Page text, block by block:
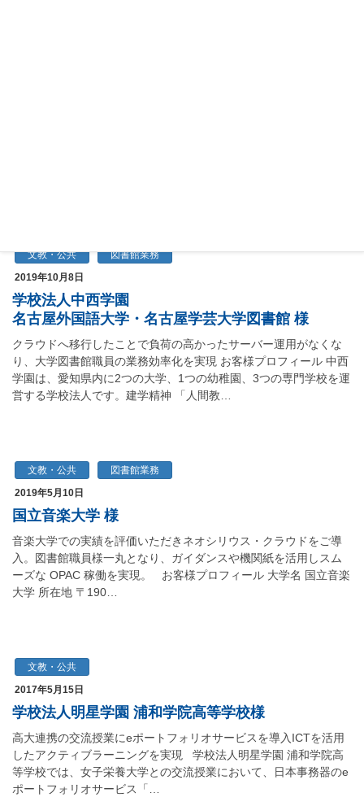
2019年10月8日
文教・公共 図書館業務
学校法人中西学園
名古屋外国語大学・名古屋学芸大学図書館 様
クラウドへ移行したことで負荷の高かったサーバー運用がなくな
り、大学図書館職員の業務効率化を実現 お客様プロフィール 中西
学園は、愛知県内に2つの大学、1つの幼稚園、3つの専門学校を運
営する学校法人です。建学精神 「人間教…
2019年5月10日
文教・公共 図書館業務
国立音楽大学 様
音楽大学での実績を評価いただきネオシリウス・クラウドをご導
入。図書館職員様一丸となり、ガイダンスや機関紙を活用しスム
ーズな OPAC 稼働を実現。 お客様プロフィール 大学名 国立音楽
大学 所在地 〒190…
2017年5月15日
文教・公共
学校法人明星学園 浦和学院高等学校様
高大連携の交流授業にeポートフォリオサービスを導入ICTを活用
したアクティブラーニングを実現 学校法人明星学園 浦和学院高
等学校では、女子栄養大学との交流授業において、日本事務器のe
ポートフォリオサービス「…